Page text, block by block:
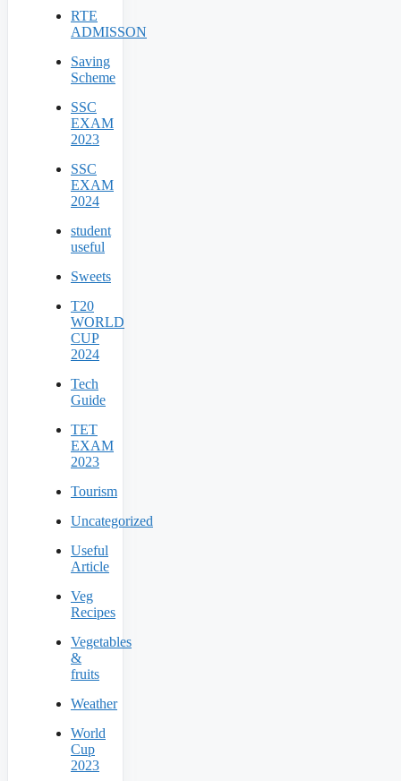
RTE
ADMISSON
Saving
Scheme
SSC
EXAM
2023
SSC
EXAM
2024
student
useful
Sweets
T20
WORLD
CUP
2024
Tech
Guide
TET
EXAM
2023
Tourism
Uncategorized
Useful
Article
Veg
Recipes
Vegetables
&
fruits
Weather
World
Cup
2023